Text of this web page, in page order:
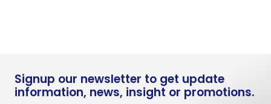
Signup our newsletter to get update
information, news, insight or promotions.